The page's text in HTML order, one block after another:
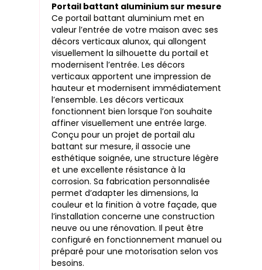
Portail battant aluminium sur mesure
Ce portail battant aluminium met en
valeur l’entrée de votre maison avec ses
décors verticaux alunox, qui allongent
visuellement la silhouette du portail et
modernisent l’entrée. Les décors
verticaux apportent une impression de
hauteur et modernisent immédiatement
l’ensemble. Les décors verticaux
fonctionnent bien lorsque l’on souhaite
affiner visuellement une entrée large.
Conçu pour un projet de portail alu
battant sur mesure, il associe une
esthétique soignée, une structure légère
et une excellente résistance à la
corrosion. Sa fabrication personnalisée
permet d’adapter les dimensions, la
couleur et la finition à votre façade, que
l’installation concerne une construction
neuve ou une rénovation. Il peut être
configuré en fonctionnement manuel ou
préparé pour une motorisation selon vos
besoins.